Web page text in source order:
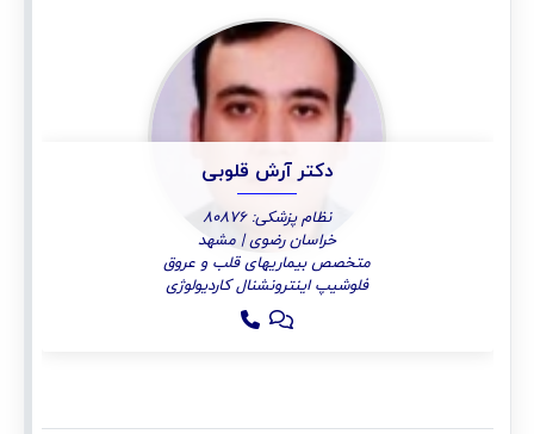
دکتر آرش قلوبی
نظام پزشکی: 80876
خراسان رضوی | مشهد
متخصص بیماریهای قلب و عروق
فلوشیپ اینترونشنال کاردیولوژی